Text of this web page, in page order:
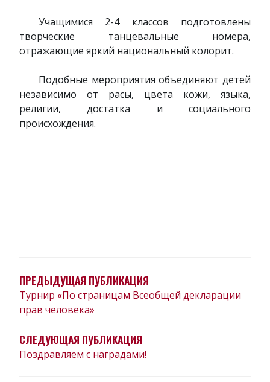
Учащимися 2-4 классов подготовлены
творческие танцевальные номера,
отражающие яркий национальный колорит.
Подобные мероприятия объединяют детей
независимо от расы, цвета кожи, языка,
религии, достатка и социального
происхождения.
ЗАПИСЯМ
ПРЕДЫДУЩАЯ ПУБЛИКАЦИЯ
Турнир «По страницам Всеобщей декларации
прав человека»
СЛЕДУЮЩАЯ ПУБЛИКАЦИЯ
Поздравляем с наградами!